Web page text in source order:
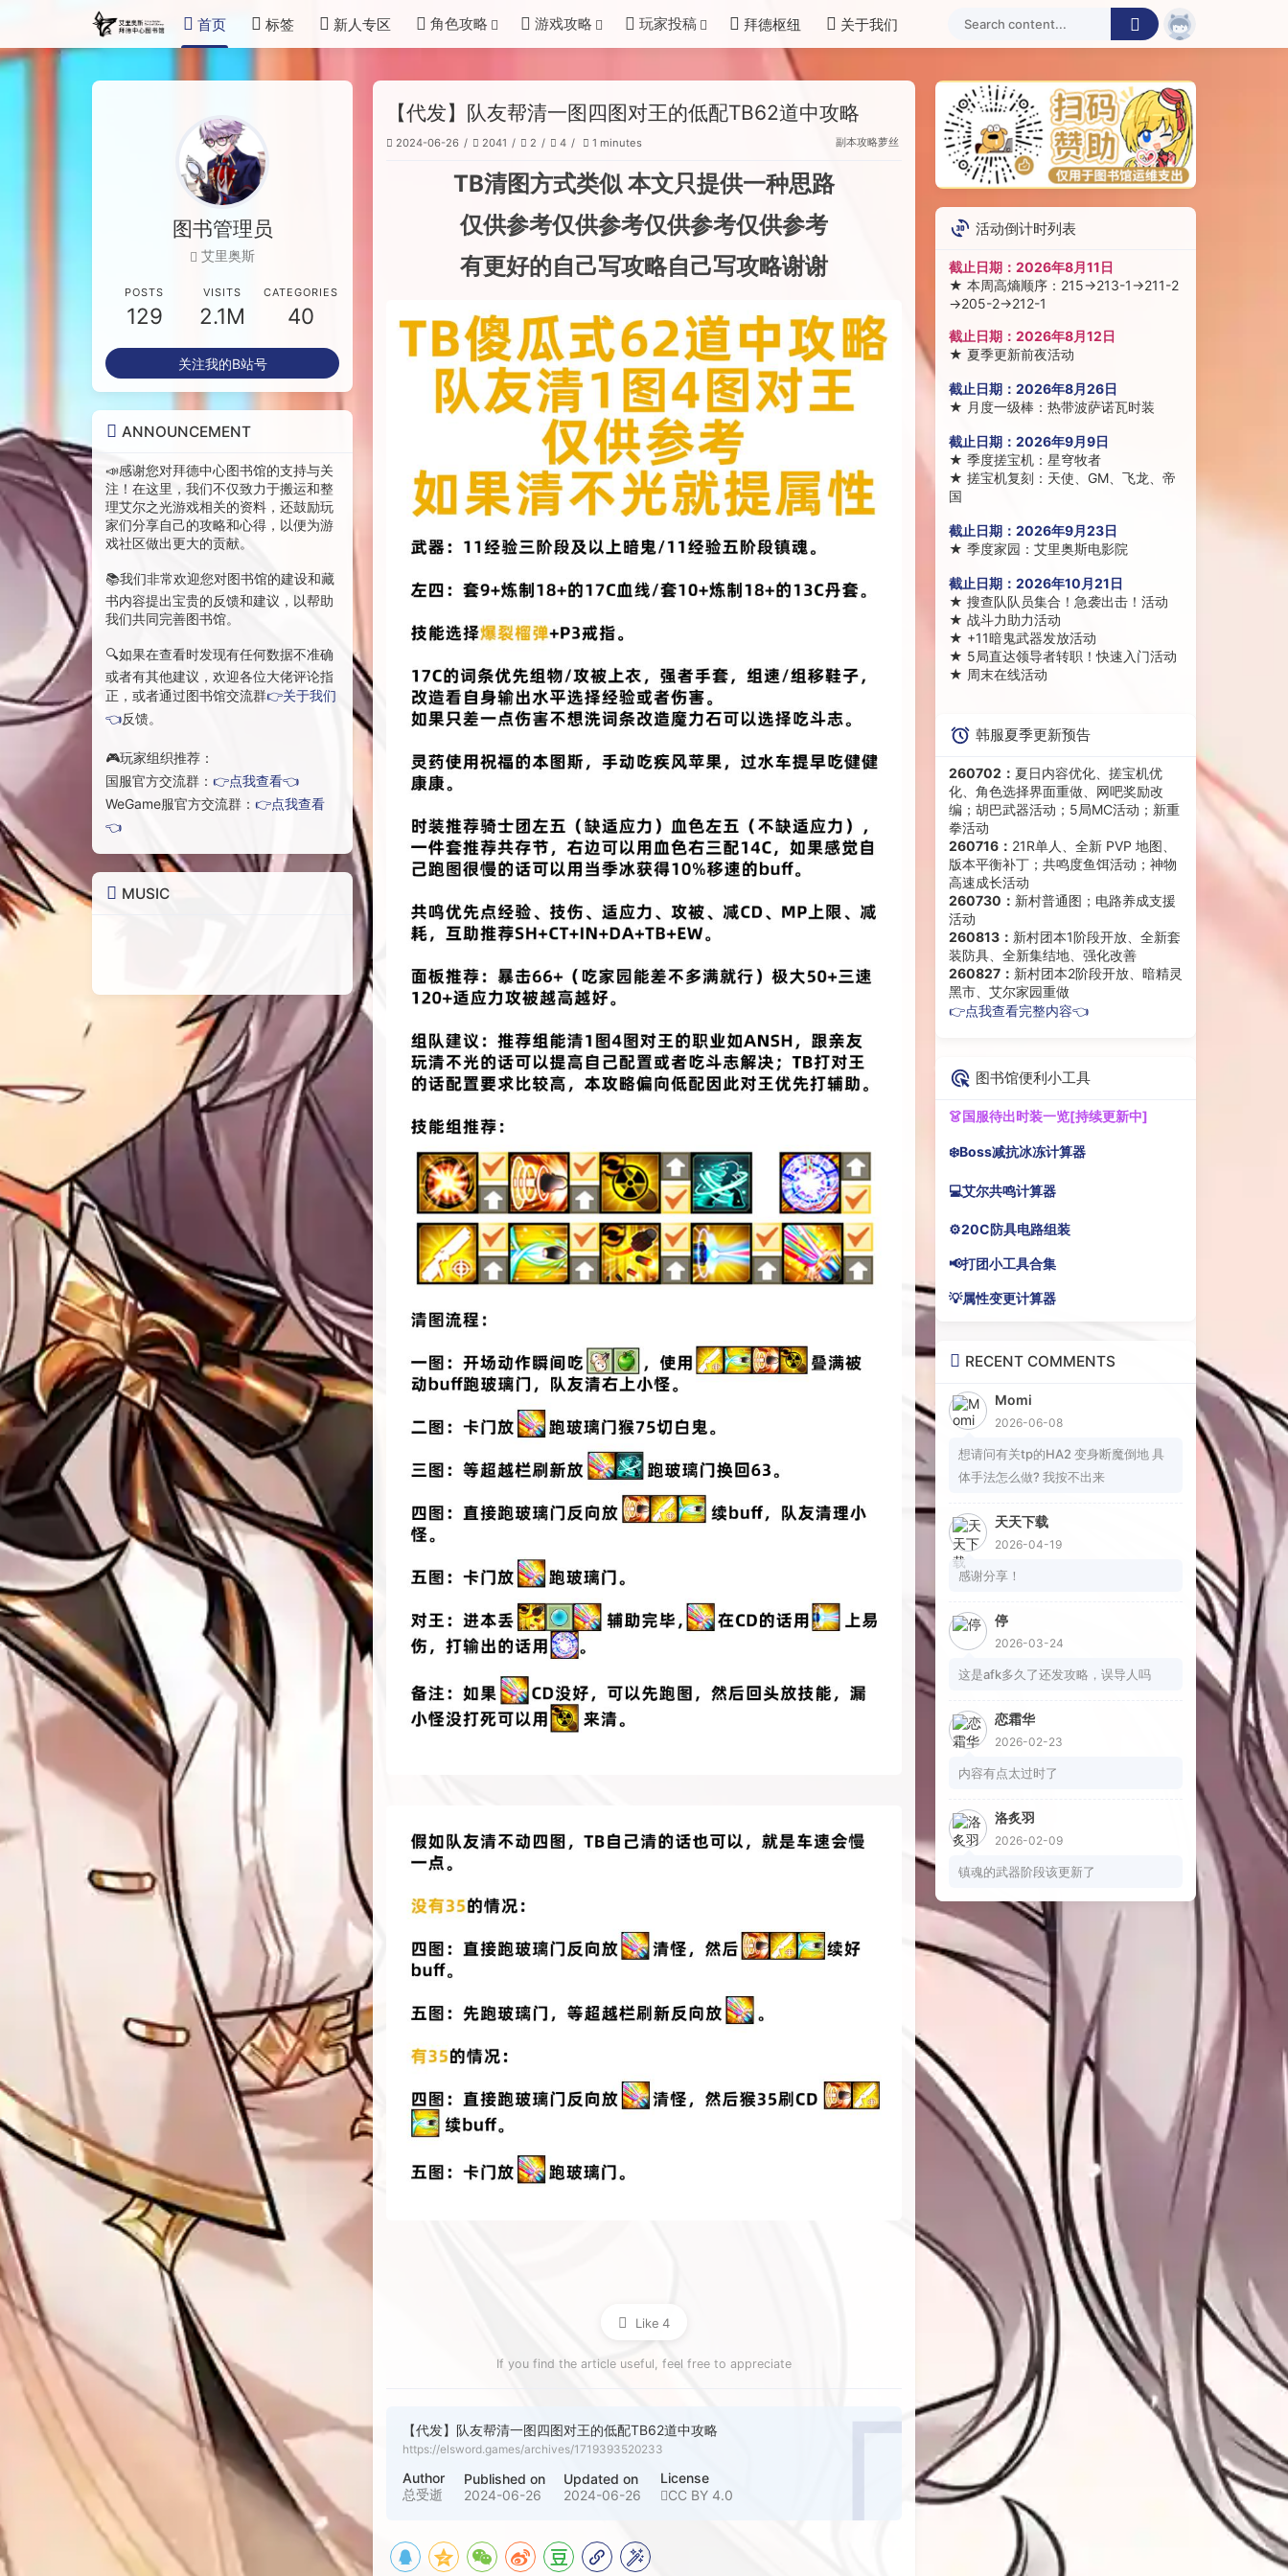
首页 标签 新人专区 角色攻略 游戏攻略 玩家投稿 拜德枢纽 关于我们
【代发】队友帮清一图四图对王的低配TB62道中攻略
2024-06-26 2041 2 4 1 minutes 副本攻略萝丝
TB清图方式类似 本文只提供一种思路
仅供参考仅供参考仅供参考仅供参考
有更好的自己写攻略自己写攻略谢谢
Like 4
If you find the article useful, feel free to appreciate
【代发】队友帮清一图四图对王的低配TB62道中攻略
https://elsword.games/archives/1719393520233
Author
总受逝
Published on
2024-06-26
Updated on
2024-06-26
License
CC BY 4.0
图书管理员
艾里奥斯
POSTS
129
VISITS
2.1M
CATEGORIES
40
关注我的B站号
ANNOUNCEMENT
📣感谢您对拜德中心图书馆的支持与关
注！在这里，我们不仅致力于搬运和整
理艾尔之光游戏相关的资料，还鼓励玩
家们分享自己的攻略和心得，以便为游
戏社区做出更大的贡献。
📚我们非常欢迎您对图书馆的建设和藏
书内容提出宝贵的反馈和建议，以帮助
我们共同完善图书馆。
🔍如果在查看时发现有任何数据不准确
或者有其他建议，欢迎各位大佬评论指
正，或者通过图书馆交流群👉关于我们
👈反馈。
🎮玩家组织推荐：
国服官方交流群： 👉点我查看👈
WeGame服官方交流群： 👉点我查看
👈
MUSIC
活动倒计时列表
截止日期： 2026年8月11日
★ 本周高熵顺序：215→213-1→211-2
→205-2→212-1
截止日期： 2026年8月12日
★ 夏季更新前夜活动
截止日期： 2026年8月26日
★ 月度一级棒：热带波萨诺瓦时装
截止日期： 2026年9月9日
★ 季度搓宝机：星穹牧者
★ 搓宝机复刻：天使、GM、飞龙、帝
国
截止日期： 2026年9月23日
★ 季度家园：艾里奥斯电影院
截止日期： 2026年10月21日
★ 搜查队队员集合！急袭出击！活动
★ 战斗力助力活动
★ +11暗鬼武器发放活动
★ 5局直达领导者转职！快速入门活动
★ 周末在线活动
韩服夏季更新预告
260702： 夏日内容优化、搓宝机优
化、角色选择界面重做、网吧奖励改
编；胡巴武器活动；5局MC活动；新重
拳活动
260716： 21R单人、全新 PVP 地图、
版本平衡补丁；共鸣度鱼饵活动；神物
高速成长活动
260730： 新村普通图；电路养成支援
活动
260813： 新村团本1阶段开放、全新套
装防具、全新集结地、强化改善
260827： 新村团本2阶段开放、暗精灵
黑市、艾尔家园重做
👉点我查看完整内容👈
图书馆便利小工具
👗国服待出时装一览[持续更新中]
❄️Boss减抗冰冻计算器
💻艾尔共鸣计算器
⚙️20C防具电路组装
📢打团小工具合集
💡属性变更计算器
RECENT COMMENTS
Momi
2026-06-08
想请问有关tp的HA2 变身断魔倒地 具
体手法怎么做? 我按不出来
天天下载
2026-04-19
感谢分享！
停
2026-03-24
这是afk多久了还发攻略，误导人吗
恋霜华
2026-02-23
内容有点太过时了
洛炙羽
2026-02-09
镇魂的武器阶段该更新了